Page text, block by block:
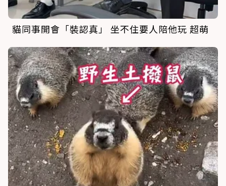
貓同事開會「裝認真」 坐不住要人陪他玩 超萌